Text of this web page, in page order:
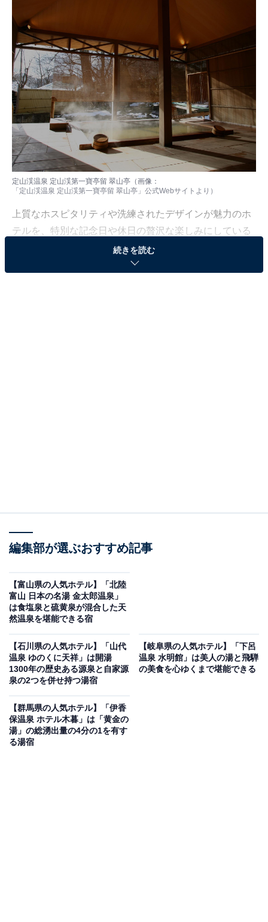
定山渓温泉 定山渓第一寶亭留 翠山亭（画像：
「定山渓温泉 定山渓第一寶亭留 翠山亭」公式Webサイト より）
上質なホスピタリティや洗練されたデザインが魅力のホ
テルを、特別な記念日や休日の贅沢な楽しみにしている
人も少なくないはず。日常を忘れ、心身ともに満たされ
る非日常の体験は、何物にも代えがたい時間ですよね。
楽天トラベルでホテルを見る
この記事の執筆者： All About ニュース お買
いもの部
Amazonのセール商品から売れ筋ランキングまで、毎日のお買いも
る独自レビューなど、ここでしか手に入らない情報も満載です。
※本記事で紹介している商品の購入やサービスの利用により、売上の一部が
続きを読む
編集部が選ぶおすすめ記事
【富山県の人気ホテル】「北陸
富山 日本の名湯 金太郎温泉」
は食塩泉と硫黄泉が混合した天
然温泉を堪能できる宿
【石川県の人気ホテル】「山代
温泉 ゆのくに天祥」は開湯
1300年の歴史ある源泉と自家源
泉の2つを併せ持つ湯宿
【岐阜県の人気ホテル】「下呂
温泉 水明館」は美人の湯と飛騨
の美食を心ゆくまで堪能できる
【群馬県の人気ホテル】「伊香
保温泉 ホテル木暮」は「黄金の
湯」の総湧出量の4分の1を有す
る湯宿